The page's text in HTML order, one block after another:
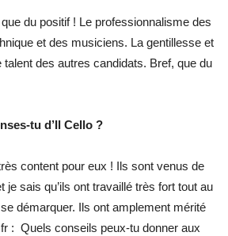
du positif ! Le professionnalisme des
et des musiciens. La gentillesse et
talent des autres candidats. Bref, que du
tu d’Il Cello ?
content pour eux ! Ils sont venus de
je sais qu’ils ont travaillé très fort tout au
démarquer. Ils ont amplement mérité
: Quels conseils peux-tu donner aux